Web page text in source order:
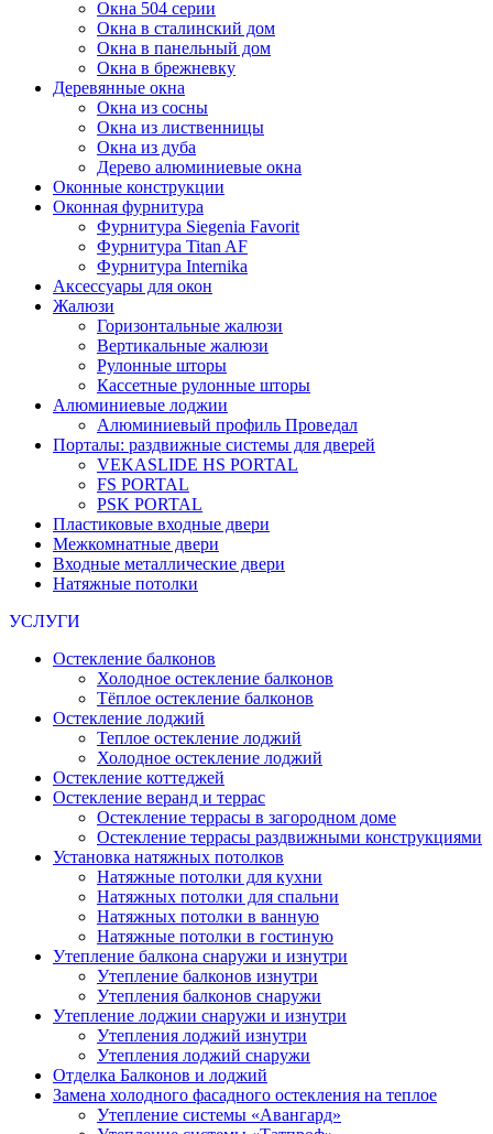
Окна 504 серии
Окна в сталинский дом
Окна в панельный дом
Окна в брежневку
Деревянные окна
Окна из сосны
Окна из лиственницы
Окна из дуба
Дерево алюминиевые окна
Оконные конструкции
Оконная фурнитура
Фурнитура Siegenia Favorit
Фурнитура Titan AF
Фурнитура Internika
Аксессуары для окон
Жалюзи
Горизонтальные жалюзи
Вертикальные жалюзи
Рулонные шторы
Кассетные рулонные шторы
Алюминиевые лоджии
Алюминиевый профиль Проведал
Порталы: раздвижные системы для дверей
VEKASLIDE HS PORTAL
FS PORTAL
PSK PORTAL
Пластиковые входные двери
Межкомнатные двери
Входные металлические двери
Натяжные потолки
УСЛУГИ
Остекление балконов
Холодное остекление балконов
Тёплое остекление балконов
Остекление лоджий
Теплое остекление лоджий
Холодное остекление лоджий
Остекление коттеджей
Остекление веранд и террас
Остекление террасы в загородном доме
Остекление террасы раздвижными конструкциями
Установка натяжных потолков
Натяжные потолки для кухни
Натяжных потолки для спальни
Натяжных потолки в ванную
Натяжные потолки в гостиную
Утепление балкона снаружи и изнутри
Утепление балконов изнутри
Утепления балконов снаружи
Утепление лоджии снаружи и изнутри
Утепления лоджий изнутри
Утепления лоджий снаружи
Отделка Балконов и лоджий
Замена холодного фасадного остекления на теплое
Утепление системы «Авангард»